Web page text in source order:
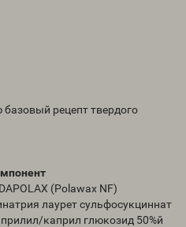
рецепт твердого
(Polawax NF)
лаурет сульфосукциннат
каприл глюкозид 50%й